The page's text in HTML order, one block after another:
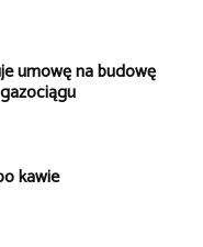
umowę na budowę
kawie